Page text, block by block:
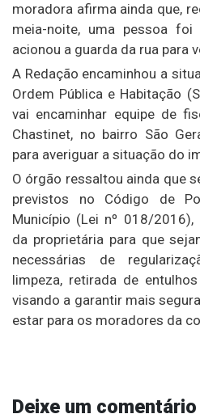
moradora afirma ainda que,
meia-noite, uma pessoa
acionou a guarda da rua para
A Redação encaminhou a
Ordem Pública e Habitação
vai encaminhar equipe de
Chastinet, no bairro São
para averiguar a situação do
O órgão ressaltou ainda que
previstos no Código de
Município (Lei nº 018/
da proprietária para que
necessárias de
limpeza, retirada de
visando a garantir mais
estar para os moradores da
Deixe um comentário